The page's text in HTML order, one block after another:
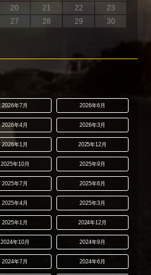
20 21 22
23
27 28 29
30
2026年7月 2026年6月
2026年4月 2026年3月
2026年1月 2025年12月
2025年10月 2025年9月
2025年7月 2025年6月
2025年4月 2025年3月
2025年1月 2024年12月
2024年10月 2024年9月
2024年7月 2024年6月